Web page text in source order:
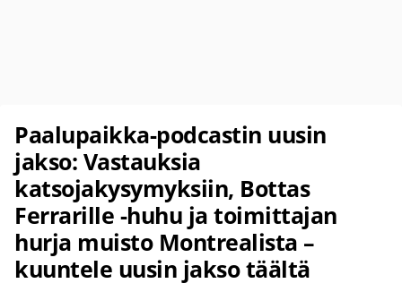
Paalupaikka-podcastin uusin
jakso: Vastauksia
katsojakysymyksiin, Bottas
Ferrarille -huhu ja toimittajan
hurja muisto Montrealista –
kuuntele uusin jakso täältä